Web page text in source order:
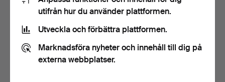
"Tempus fugit", Meister…
Klubbades 18 maj 2025
1 bud
mässing och glas, …
Klubbades 18 maj 2025
17 bud
utifrån hur du använder plattformen.
Utveckla och förbättra plattformen.
Marknadsföra nyheter och innehåll till dig på
externa webbplatser.